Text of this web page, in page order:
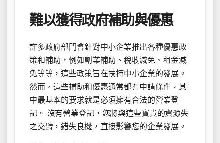
難以獲得政府補助與優惠
許多政府部門會針對中小企業推出各種優惠政
策和補助，例如創業補助、稅收減免、租金減
免等等，這些政策旨在扶持中小企業的發展。
然而，這些補助和優惠通常都有申請條件，其
中最基本的要求就是必須擁有合法的營業登
記。 沒有營業登記，您將與這些寶貴的資源失
之交臂，錯失良機，直接影響您的企業發展。